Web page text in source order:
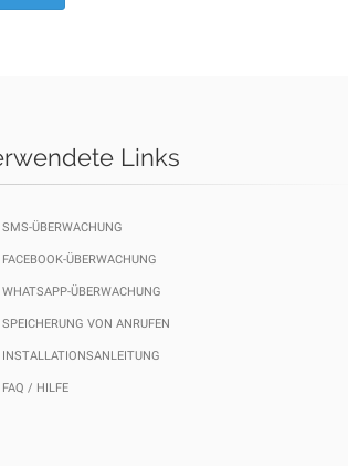
Links
SMS-ÜBERWACHUNG
FACEBOOK-ÜBERWACHUNG
WHATSAPP-ÜBERWACHUNG
SPEICHERUNG VON ANRUFEN
INSTALLATIONSANLEITUNG
FAQ / HILFE